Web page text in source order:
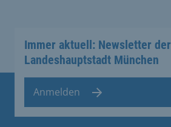
Immer aktuell: Newsletter der
Landeshauptstadt München
Anmelden